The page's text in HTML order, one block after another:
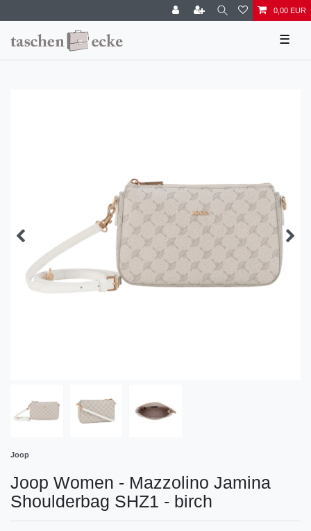
0,00 EUR
☰
Joop
Joop Women - Mazzolino Jamina
Shoulderbag SHZ1 - birch